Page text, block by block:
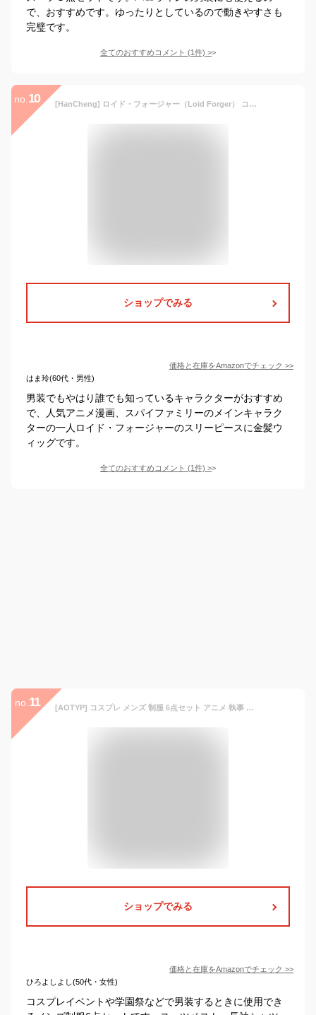
で、おすすめです。ゆったりとしているので動きやすさも
完璧です。
全てのおすすめコメント (1件) >
no. 10 [HanCheng] ロイド・フォージャー（Loid Forger） コスプレ衣装 +ウィッグ付き スパイファミリー 父 黄昏 たそがれ コスチューム 変身 仮装 変装 Cosplay 文化祭 学園祭 ハロウィン クリスマス 誕生日 忘年会 (S)
ショップでみる
価格と在庫をAmazonでチェック >>
はま玲(60代・男性)
男装でもやはり誰でも知っているキャラクターがおすすめ
で、人気アニメ漫画、スパイファミリーのメインキャラク
ターの一人ロイド・フォージャーのスリーピースに金髪ウ
ィッグです。
全てのおすすめコメント (1件) >
no. 11 [AOTYP] コスプレ メンズ 制服 6点セット アニメ 執事 コスチューム 男装 スーツベスト フスリム ダブルブレスト 演奏会 発表会 結婚式 紳士 スーツ Vネック 尾錠付き ブラックS
ショップでみる
価格と在庫をAmazonでチェック >>
ひろよしよし(50代・女性)
コスプレイベントや学園祭などで男装するときに使用でき